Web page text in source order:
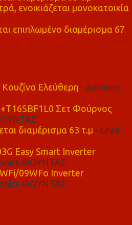
ενοικιάζεται μονοκατοικία
επιπλωμένο διαμέρισμα 67
Ελεύθερη - euronics
Σετ Φούρνος
διαμέρισμα 63 τ.μ - Grad
Easy Smart Inverter
ΦΟΥΝΤΑΣ
09WFo Inverter
ΦΟΥΝΤΑΣ